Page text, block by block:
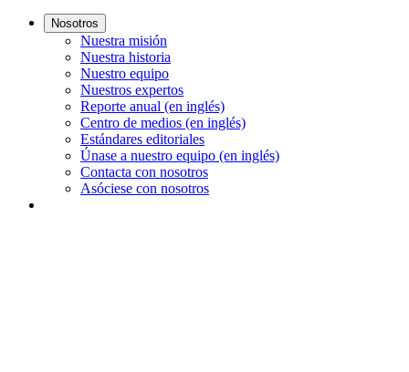
Nosotros
Nuestra misión
Nuestra historia
Nuestro equipo
Nuestros expertos
Reporte anual (en inglés)
Centro de medios (en inglés)
Estándares editoriales
Únase a nuestro equipo (en inglés)
Contacta con nosotros
Asóciese con nosotros